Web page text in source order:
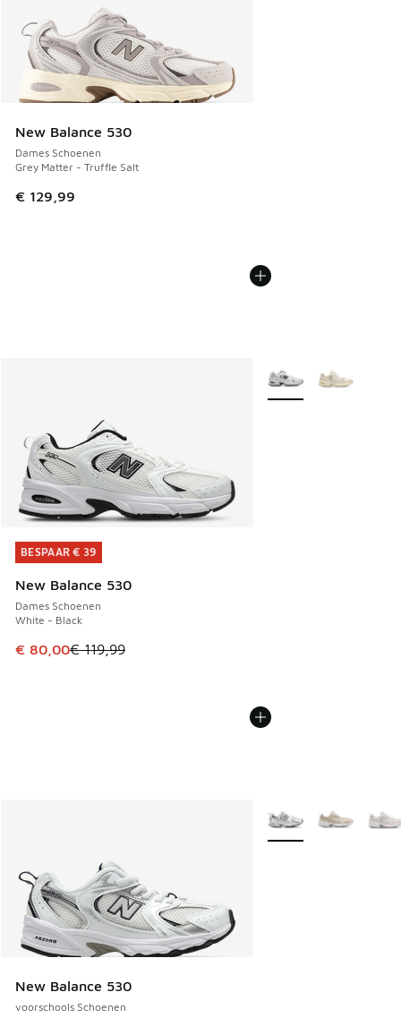
New Balance 530
Dames Schoenen
Grey Matter - Truffle Salt
€ 129,99
BESPAAR € 39
New Balance 530
Dames Schoenen
White - Black
Dit artikel is in de uitverkoop. Dit artikel is in de
€ 80,00€ 119,99
BESPAAR € 39
Meer kleuren
New Balance 530
voorschools Schoenen
Meer kleuren